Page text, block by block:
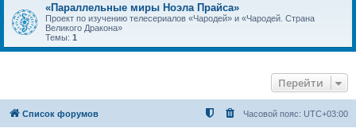
«Параллельные миры Ноэла Прайса»
Проект по изучению телесериалов «Чародей» и «Чародей. Страна
Великого Дракона»
Темы: 1
Перейти
Список форумов Часовой пояс: UTC+03:00